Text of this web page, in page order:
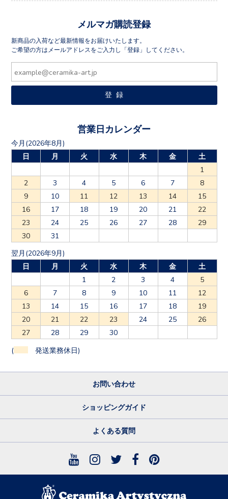
メルマガ購読登録
新商品の入荷など最新情報をお届けいたします。
ご希望の方はメールアドレスをご入力し「登録」してください。
営業日カレンダー
今月(2026年8月)
日
月 火 水 木 金
土
1
2
3 4 5 6 7
8
9
10 11 12 13 14
15
16
17 18 19 20 21
22
23
24 25 26 27 28
29
30
31
翌月(2026年9月)
日
月 火 水 木 金
土
1
2 3 4
5
6
7 8 9 10 11
12
13
14 15 16 17 18
19
20
21 22 23 24 25
26
27
28 29 30
( 発送業務休日)
お問い合わせ
ショッピングガイド
よくある質問